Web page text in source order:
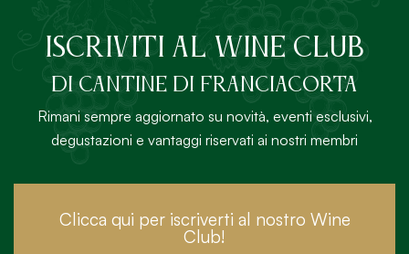
ISCRIVITI AL Wine Club
DI Cantine di Franciacorta
Rimani sempre aggiornato su novità, eventi esclusivi,
degustazioni e vantaggi riservati ai nostri membri
Clicca qui per iscriverti al nostro Wine
Club!